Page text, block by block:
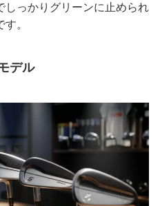
しっかりグリーンに止められ
。
デル